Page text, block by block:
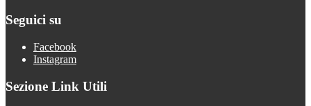
Seguici su
Facebook
Instagram
Sezione Link Utili